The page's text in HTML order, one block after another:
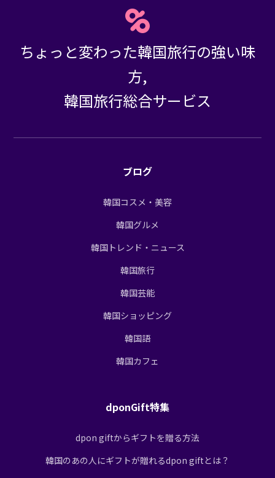
ちょっと変わった韓国旅行の強い味
方,
韓国旅行総合サービス
ブログ
韓国コスメ・美容
韓国グルメ
韓国トレンド・ニュース
韓国旅行
韓国芸能
韓国ショッピング
韓国語
韓国カフェ
dponGift特集
dpon giftからギフトを贈る方法
韓国のあの人にギフトが贈れるdpon giftとは？